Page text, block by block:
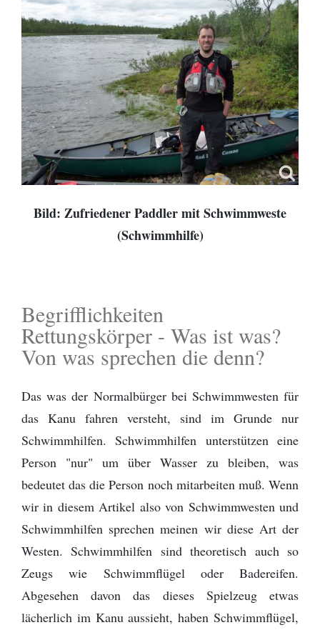
Bild: Zufriedener Paddler mit Schwimmweste
(Schwimmhilfe)
Begrifflichkeiten
Rettungskörper - Was ist was?
Von was sprechen die denn?
Das was der Normalbürger bei Schwimmwesten für
das Kanu fahren versteht, sind im Grunde nur
Schwimmhilfen. Schwimmhilfen unterstützen eine
Person "nur" um über Wasser zu bleiben, was
bedeutet das die Person noch mitarbeiten muß. Wenn
wir in diesem Artikel also von Schwimmwesten und
Schwimmhilfen sprechen meinen wir diese Art der
Westen. Schwimmhilfen sind theoretisch auch so
Zeugs wie Schwimmflügel oder Badereifen.
Abgesehen davon das dieses Spielzeug etwas
lächerlich im Kanu aussieht, haben Schwimmflügel,